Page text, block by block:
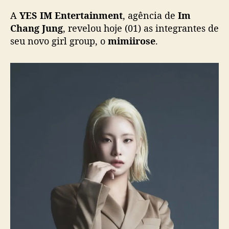
i
m
t
e
A YES IM Entertainment, agência de Im
Chang Jung, revelou hoje (01) as integrantes de
seu novo girl group, o mimiirose.